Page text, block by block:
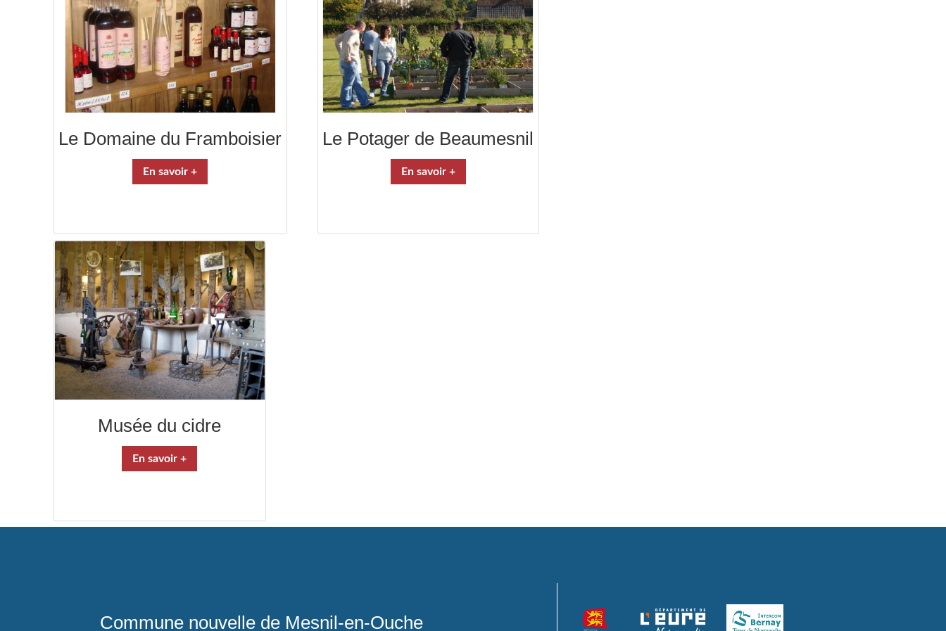
Le Domaine du Framboisier
En savoir +
Le Potager de Beaumesnil
En savoir +
Musée du cidre
En savoir +
Commune nouvelle de Mesnil-en-Ouche